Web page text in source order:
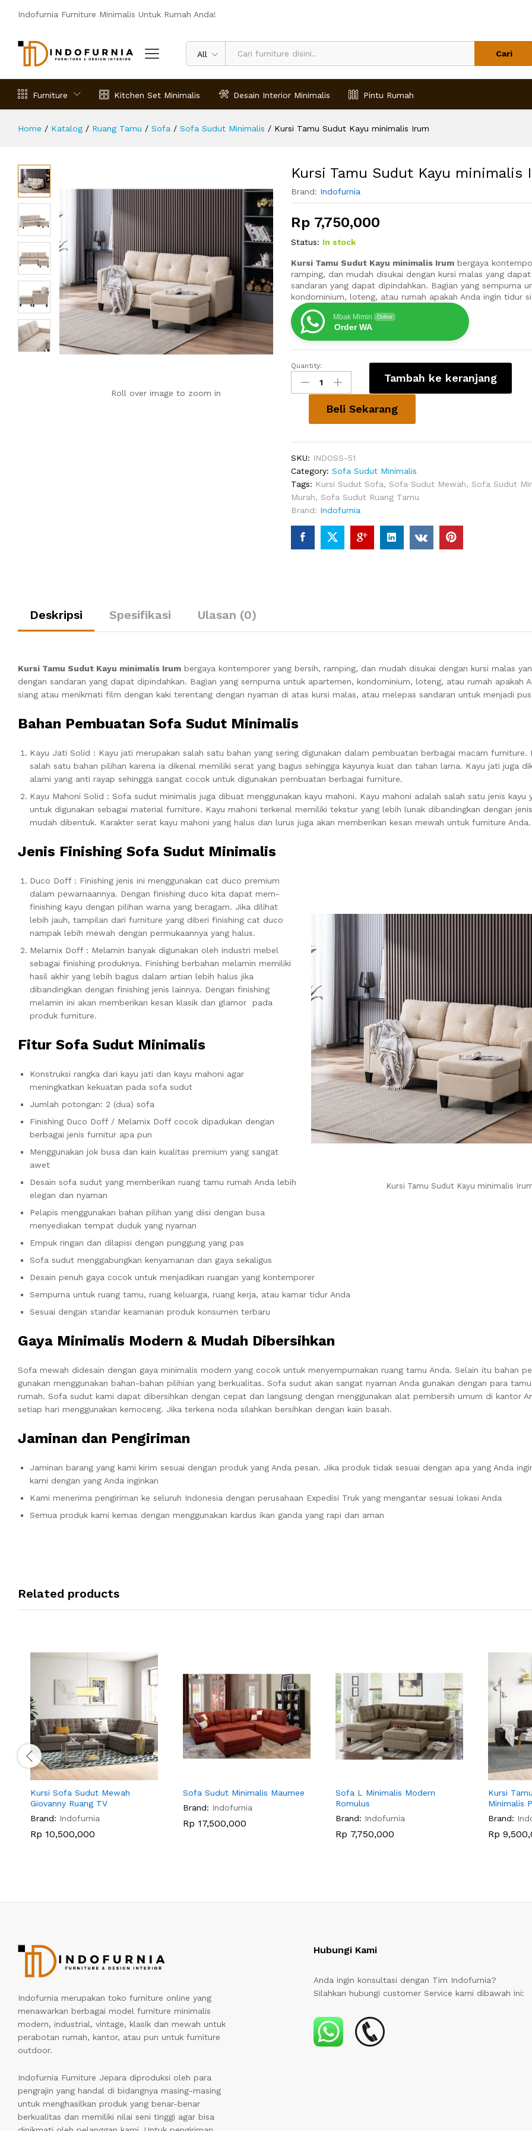
Indofurnia Furniture Minimalis Untuk Rumah Anda!
All Cari
Furniture Kitchen Set Minimalis Desain Interior Minimalis Pintu Rumah
Home / Katalog / Ruang Tamu / Sofa / Sofa Sudut Minimalis / Kursi Tamu Sudut Kayu minimalis Irum
Roll over image to zoom in
Kursi Tamu Sudut Kayu minimalis
Brand: Indofurnia
Rp7,750,000
Status: In stock
Kursi Tamu Sudut Kayu minimalis Irumbergaya
ramping, dan mudah disukai dengan kursi malas yang
sandaran yang dapat dipindahkan. Bagian yang sempurna
kondominium, loteng, atau rumah apakah Anda ingin tidur
Mbak Mimin Online
Order WA
Kursi
Tamu
Sudut
Quantity:
Tambah ke keranjang
Beli Sekarang
SKU: INDOSS-51
Category: Sofa Sudut Minimalis
Tags: Kursi Sudut Sofa, Sofa Sudut Mewah, Sofa Sudut
Murah, Sofa Sudut Ruang Tamu
Brand: Indofurnia
Deskripsi Spesifikasi Ulasan (0)
Kursi Tamu Sudut Kayu minimalis Irum bergaya kontemporer yang bersih, ramping, dan mudah disukai dengan kursi malas
dengan sandaran yang dapat dipindahkan. Bagian yang sempurna untuk apartemen, kondominium, loteng, atau rumah apakah
siang atau menikmati film dengan kaki terentang dengan nyaman di atas kursi malas, atau melepas sandaran untuk menjadi
Bahan Pembuatan Sofa Sudut Minimalis
Kayu Jati Solid : Kayu jati merupakan salah satu bahan yang sering digunakan dalam pembuatan berbagai macam furniture.
salah satu bahan pilihan karena ia dikenal memiliki serat yang bagus sehingga kayunya kuat dan tahan lama. Kayu jati juga
alami yang anti rayap sehingga sangat cocok untuk digunakan pembuatan berbagai furniture.
Kayu Mahoni Solid : Sofa sudut minimalis juga dibuat menggunakan kayu mahoni. Kayu mahoni adalah salah satu jenis kayu
untuk digunakan sebagai material furniture. Kayu mahoni terkenal memiliki tekstur yang lebih lunak dibandingkan dengan
mudah dibentuk. Karakter serat kayu mahoni yang halus dan lurus juga akan memberikan kesan mewah untuk furniture Anda.
Jenis Finishing Sofa Sudut Minimalis
Kursi Tamu Sudut Kayu minimalis
Duco Doff : Finishing jenis ini menggunakan cat duco premium
dalam pewarnaannya. Dengan finishing duco kita dapat mem-
finishing kayu dengan pilihan warna yang beragam. Jika dilihat
lebih jauh, tampilan dari furniture yang diberi finishing cat duco
nampak lebih mewah dengan permukaannya yang halus.
Melamix Doff : Melamin banyak digunakan oleh industri mebel
sebagai finishing produknya. Finishing berbahan melamin memiliki
hasil akhir yang lebih bagus dalam artian lebih halus jika
dibandingkan dengan finishing jenis lainnya. Dengan finishing
melamin ini akan memberikan kesan klasik dan glamor pada
produk furniture.
Fitur Sofa Sudut Minimalis
Konstruksi rangka dari kayu jati dan kayu mahoni agar
meningkatkan kekuatan pada sofa sudut
Jumlah potongan: 2 (dua) sofa
Finishing Duco Doff / Melamix Doff cocok dipadukan dengan
berbagai jenis furnitur apa pun
Menggunakan jok busa dan kain kualitas premium yang sangat
awet
Desain sofa sudut yang memberikan ruang tamu rumah Anda lebih
elegan dan nyaman
Pelapis menggunakan bahan pilihan yang diisi dengan busa
menyediakan tempat duduk yang nyaman
Empuk ringan dan dilapisi dengan punggung yang pas
Sofa sudut menggabungkan kenyamanan dan gaya sekaligus
Desain penuh gaya cocok untuk menjadikan ruangan yang kontemporer
Sempurna untuk ruang tamu, ruang keluarga, ruang kerja, atau kamar tidur Anda
Sesuai dengan standar keamanan produk konsumen terbaru
Gaya Minimalis Modern & Mudah Dibersihkan
Sofa mewah didesain dengan gaya minimalis modern yang cocok untuk menyempurnakan ruang tamu Anda. Selain itu bahan
gunakan menggunakan bahan-bahan pilihian yang berkualitas. Sofa sudut akan sangat nyaman Anda gunakan dengan para
rumah. Sofa sudut kami dapat dibersihkan dengan cepat dan langsung dengan menggunakan alat pembersih umum di kantor
setiap hari menggunakan kemoceng. Jika terkena noda silahkan bersihkan dengan kain basah.
Jaminan dan Pengiriman
Jaminan barang yang kami kirim sesuai dengan produk yang Anda pesan. Jika produk tidak sesuai dengan apa yang Anda
kami dengan yang Anda inginkan
Kami menerima pengiriman ke seluruh Indonesia dengan perusahaan Expedisi Truk yang mengantar sesuai lokasi Anda
Semua produk kami kemas dengan menggunakan kardus ikan ganda yang rapi dan aman
Related products
Kursi Sofa Sudut Mewah
Giovanny Ruang TV
Brand: Indofurnia
Rp 10,500,000
Sofa Sudut Minimalis Maumee
Brand: Indofurnia
Rp 17,500,000
Sofa L Minimalis Modern
Romulus
Brand: Indofurnia
Rp 7,750,000
Kursi
Minimalis
Brand:
Rp
Indofurnia merupakan toko furniture online yang
menawarkan berbagai model furniture minimalis
modern, industrial, vintage, klasik dan mewah untuk
perabotan rumah, kantor, atau pun untuk furniture
outdoor.
Indofurnia Furniture Jepara diproduksi oleh para
pengrajin yang handal di bidangnya masing-masing
untuk menghasilkan produk yang benar-benar
berkualitas dan memiliki nilai seni tinggi agar bisa
Hubungi Kami
Anda ingin konsultasi dengan Tim Indofurnia?
Silahkan hubungi customer Service kami dibawah ini:
Deskripsi Spesifikasi Ulasan (0)